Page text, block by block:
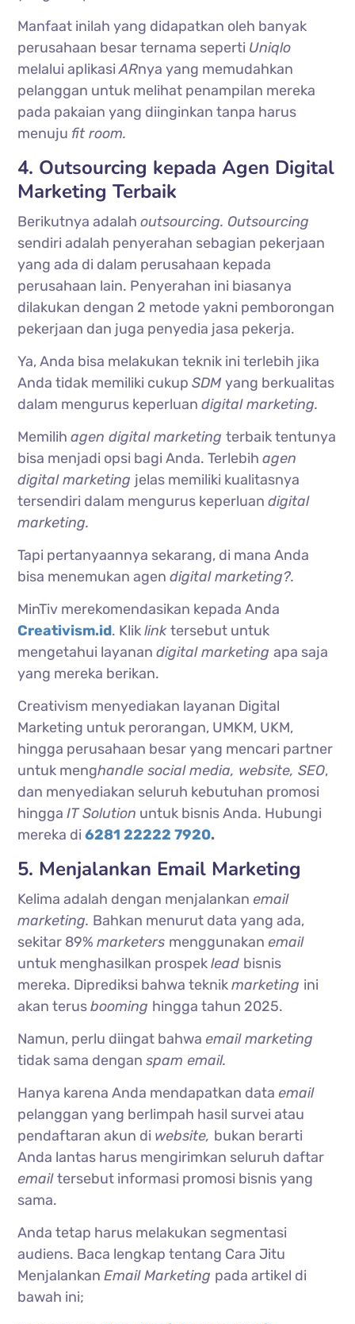
Manfaat inilah yang didapatkan oleh banyak
perusahaan besar ternama seperti Uniqlo
melalui aplikasiARnya yang memudahkan
pelanggan untuk melihat penampilan mereka
pada pakaian yang diinginkan tanpa harus
menuju fit room.
4. Outsourcing kepada Agen Digital
Marketing Terbaik
Berikutnya adalahoutsourcing. Outsourcing
sendiri adalah penyerahan sebagian pekerjaan
yang ada di dalam perusahaan kepada
perusahaan lain. Penyerahan ini biasanya
dilakukan dengan 2 metode yakni pemborongan
pekerjaan dan juga penyedia jasa pekerja.
Ya, Anda bisa melakukan teknik ini terlebih jika
Anda tidak memiliki cukupSDMyang berkualitas
dalam mengurus keperluandigital marketing.
Memilihagen digital marketingterbaik tentunya
bisa menjadi opsi bagi Anda. Terlebihagen
digital marketing jelas memiliki kualitasnya
tersendiri dalam mengurus keperluandigital
marketing.
Tapi pertanyaannya sekarang, di mana Anda
bisa menemukan agendigital marketing?.
MinTiv merekomendasikan kepada Anda
Creativism.id. Kliklinktersebut untuk
mengetahui layanandigital marketingapa saja
yang mereka berikan.
Creativism menyediakan layanan Digital
Marketing untuk perorangan, UMKM, UKM,
hingga perusahaan besar yang mencari partner
untuk menghandle social media, website, SEO,
dan menyediakan seluruh kebutuhan promosi
hinggaIT Solution untuk bisnis Anda. Hubungi
mereka di 6281 22222 7920.
5. Menjalankan Email Marketing
Kelima adalah dengan menjalankan email
marketing. Bahkan menurut data yang ada,
sekitar 89%marketers menggunakan email
untuk menghasilkan prospeklead bisnis
mereka. Diprediksi bahwa teknikmarketing ini
akan terusbooming hingga tahun 2025.
Namun, perlu diingat bahwa email marketing
tidak sama denganspam email.
Hanya karena Anda mendapatkan data email
pelanggan yang berlimpah hasil survei atau
pendaftaran akun di website, bukan berarti
Anda lantas harus mengirimkan seluruh daftar
emailtersebut informasi promosi bisnis yang
sama.
Anda tetap harus melakukan segmentasi
audiens. Baca lengkap tentang Cara Jitu
MenjalankanEmail Marketing pada artikel di
bawah ini;